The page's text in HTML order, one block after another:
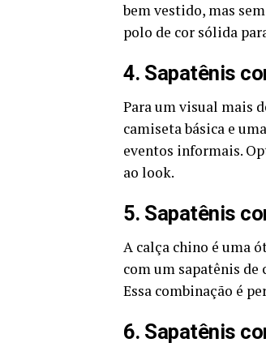
bem vestido, mas
polo de cor sólida
4. Sapatênis
Para um visual mais
camiseta básica e
eventos informais.
ao look.
5. Sapatênis
A calça chino é uma
com um sapatênis
Essa combinação é
6. Sapatênis